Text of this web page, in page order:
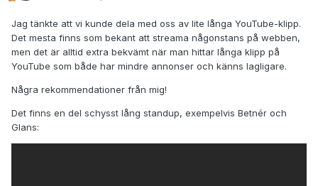
Jag tänkte att vi kunde dela med oss av lite långa YouTube-klipp.
Det mesta finns som bekant att streama någonstans på webben,
men det är alltid extra bekvämt när man hittar långa klipp på
YouTube som både har mindre annonser och känns lagligare.
Några rekommendationer från mig!
Det finns en del schysst lång standup, exempelvis Betnér och
Glans: